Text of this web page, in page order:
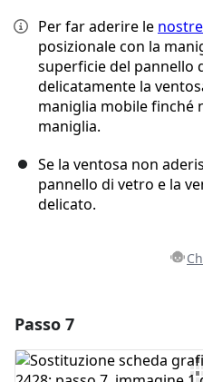
Per far aderire le
posizionale con la
superficie del pannello
delicatamente la
maniglia mobile finché
maniglia.
Se la ventosa non
pannello di vetro e la
delicato.
Aggiungi Commento
Passo 7